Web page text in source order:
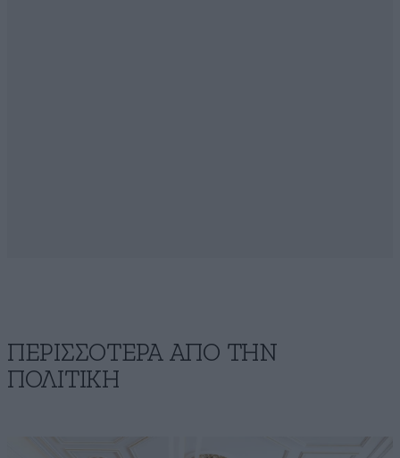
ΠΕΡΙΣΣΟΤΕΡΑ ΑΠΟ ΤΗΝ
ΠΟΛΙΤΙΚΗ